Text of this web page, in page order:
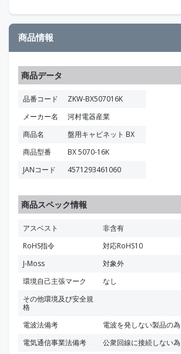
商品情報
商品データ
品番コード
ZKW-BX507016K
メーカー名
河村電器産業
商品名
盤用キャビネット BX
商品型番
BX 5070-16K
JANコード
4571293461060
商品スペック情報
アスベスト
非含有
RoHS指令
対応RoHS10
J-Moss
対象外
環境自己主張マーク
なし
その他環境及び安全規
格
電波法備考
電波を発しない製品の為
電気通信事業法備考
公衆回線に接続しない為